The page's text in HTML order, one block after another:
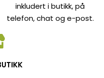
inkludert i butikk, på
telefon, chat og e-post.